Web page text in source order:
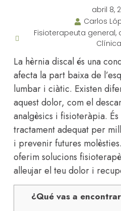
abril 8,
Carlos
Fisioterapeuta
La hèrnia discal és una
afecta la part baixa de
lumbar i ciàtic. Existen
aquest dolor, com el
analgèsics i fisioteràpia.
tractament adequat per
i prevenir futures
oferim solucions
alleujar el teu dolor i
¿Qué vas a